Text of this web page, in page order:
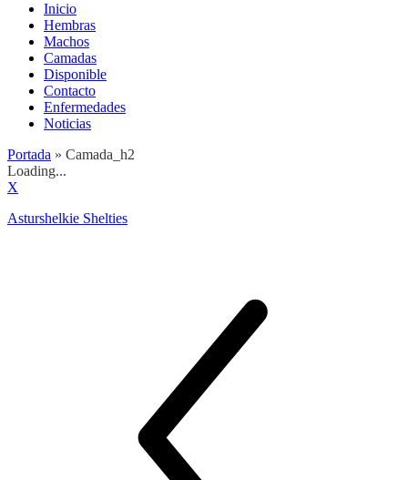
Inicio
Hembras
Machos
Camadas
Disponible
Contacto
Enfermedades
Noticias
Portada » Camada_h2
Loading...
X
Asturshelkie Shelties